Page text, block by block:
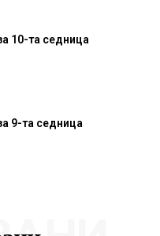
10-та седница
9-та седница